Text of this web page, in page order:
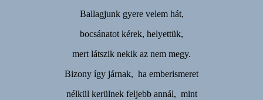
Ballagjunk gyere velem hát,
bocsánatot kérek, helyettük,
mert látszik nekik az nem megy.
Bizony így járnak, ha emberismeret
nélkül kerülnek feljebb annál, mint